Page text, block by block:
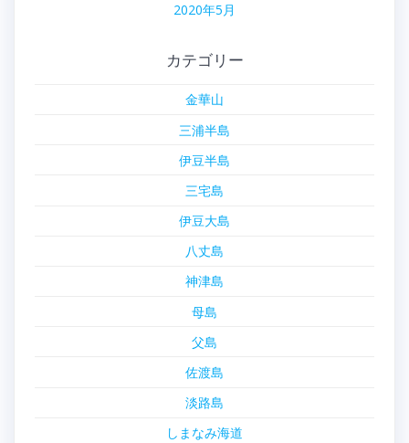
2020年5月
カテゴリー
金華山
三浦半島
伊豆半島
三宅島
伊豆大島
八丈島
神津島
母島
父島
佐渡島
淡路島
しまなみ海道